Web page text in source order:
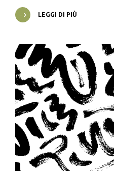
LEGGI DI PIÙ